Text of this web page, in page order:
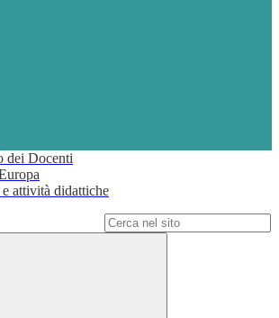
dei Docenti
attività didattiche